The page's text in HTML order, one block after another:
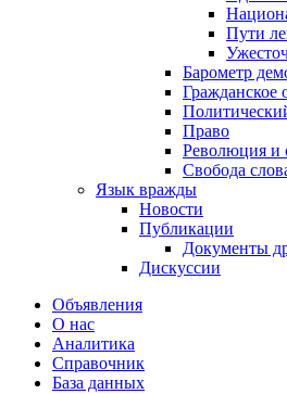
Пути
Барометр
Гражданское
Право
Революция и
Свобода
Язык вражды
Новости
Публикации
Документы
Дискуссии
Объявления
О нас
Аналитика
Справочник
База данных